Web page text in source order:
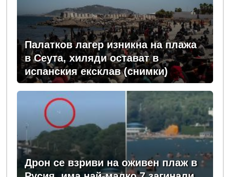
Палатков лагер изникна на плажа
в Сеута, хиляди остават в
испанския ексклав (снимки)
Дрон се взриви на оживен плаж в